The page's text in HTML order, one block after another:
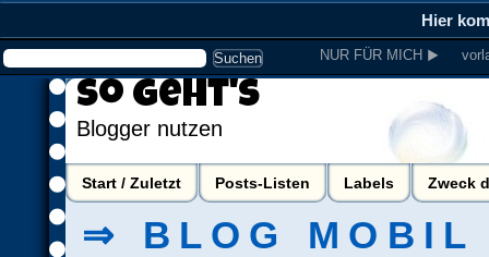
Hier
NUR FÜR MICH ▶
So geht's
Blogger nutzen
Start / Zuletzt Posts-Listen Labels Zweck
⇒ BLOG MOBIL